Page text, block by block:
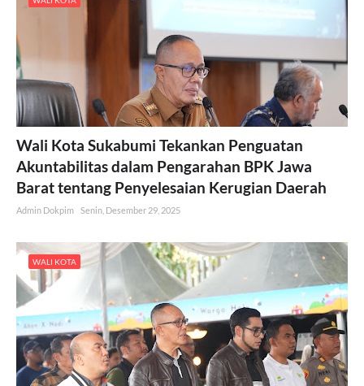
Wali Kota Sukabumi Tekankan Penguatan
Akuntabilitas dalam Pengarahan BPK Jawa
Barat tentang Penyelesaian Kerugian Daerah
Admin Dokpim Senin, Desember 29, 2025
WALI KOTA